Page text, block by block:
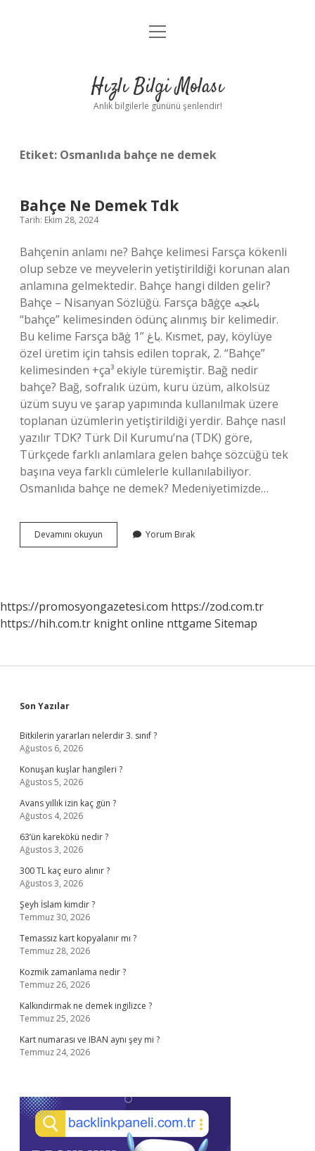
Anasayfa
Yasal Uyarı
menüyü
Hızlı Bilgi Molası
Anlık bilgilerle gününü şenlendir!
Etiket: Osmanlıda bahçe ne demek
Bahçe Ne Demek Tdk
Tarih: Ekim 28, 2024
Bahçenin anlamı ne? Bahçe kelimesi Farsça kökenli
olup sebze ve meyvelerin yetiştirildiği korunan alan
anlamına gelmektedir. Bahçe hangi dilden gelir?
Bahçe – Nisanyan Sözlüğü. Farsça bāġçe باغچه
“bahçe” kelimesinden ödünç alınmış bir kelimedir.
Bu kelime Farsça bāġ باغ ​​​​​​​​”1. Kısmet, pay, köylüye
özel üretim için tahsis edilen toprak, 2. “Bahçe”
kelimesinden +ça³ ekiyle türemiştir. Bağ nedir
bahçe? Bağ, sofralık üzüm, kuru üzüm, alkolsüz
üzüm suyu ve şarap yapımında kullanılmak üzere
toplanan üzümlerin yetiştirildiği yerdir. Bahçe nasıl
yazılır TDK? Türk Dil Kurumu’na (TDK) göre,
Türkçede farklı anlamlara gelen bahçe sözcüğü tek
başına veya farklı cümlelerle kullanılabiliyor.
Osmanlıda bahçe ne demek? Medeniyetimizde…
Devamını okuyun
Ne
Yorum Bırak
https://promosyongazetesi.com https://zod.com.tr
https://hih.com.tr knight online nttgame Sitemap
Sidebar
Son Yazılar
Bitkilerin yararları nelerdir 3. sınıf ?
Ağustos 6, 2026
Konuşan kuşlar hangileri ?
Ağustos 5, 2026
Avans yıllık izin kaç gün ?
Ağustos 4, 2026
63’ün karekökü nedir ?
Ağustos 3, 2026
300 TL kaç euro alınır ?
Ağustos 3, 2026
Şeyh İslam kimdir ?
Temmuz 30, 2026
Temassız kart kopyalanır mı ?
Temmuz 28, 2026
Kozmik zamanlama nedir ?
Temmuz 26, 2026
Kalkındırmak ne demek ingilizce ?
Temmuz 25, 2026
Kart numarası ve IBAN aynı şey mi ?
Temmuz 24, 2026